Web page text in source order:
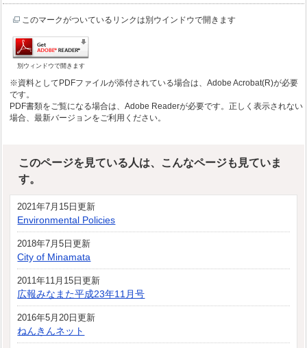
このマークがついているリンクは別ウインドウで開きます
別ウィンドウで開きます
※資料としてPDFファイルが添付されている場合は、Adobe Acrobat(R)が必要
です。
PDF書類をご覧になる場合は、Adobe Readerが必要です。正しく表示されない
場合、最新バージョンをご利用ください。
このページを見ている人は、こんなページも見ていま
す。
2021年7月15日更新
Environmental Policies
2018年7月5日更新
City of Minamata
2011年11月15日更新
広報みなまた平成23年11月号
2016年5月20日更新
ねんきんネット